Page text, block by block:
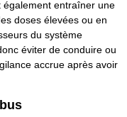
entraîner une
doses élevées ou en
du système
éviter de conduire ou
accrue après avoir